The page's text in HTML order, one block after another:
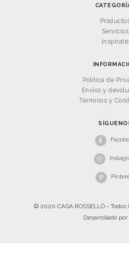
Servicios
Inspírate
Política de
Envíos y
Términos y
© 2020 CASA ROSSELLÓ -
Desarrollado por